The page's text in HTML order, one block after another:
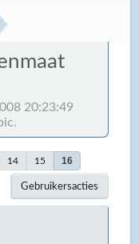
20:23:49
14 15 16
Gebruikersacties